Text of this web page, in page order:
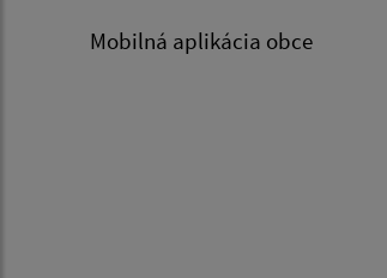
Mobilná aplikácia obce